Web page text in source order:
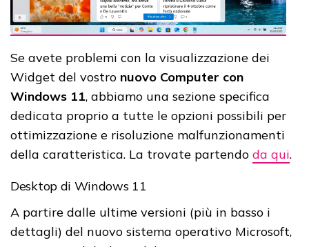
Se avete problemi con la visualizzazione dei
Widget del vostro nuovo Computer con
Windows 11, abbiamo una sezione specifica
dedicata proprio a tutte le opzioni possibili per
ottimizzazione e risoluzione malfunzionamenti
della caratteristica. La trovate partendo da qui.
Desktop di Windows 11
A partire dalle ultime versioni (più in basso i
dettagli) del nuovo sistema operativo Microsoft,